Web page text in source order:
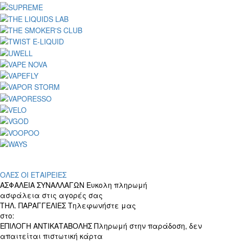
ΟΛΕΣ ΟΙ ΕΤΑΙΡΕΙΕΣ
ΑΣΦΑΛΕΙΑ ΣΥΝΑΛΛΑΓΩΝ Ευκολη πληρωμή
ασφάλεια στις αγορές σας
ΤΗΛ. ΠΑΡΑΓΓΕΛΙΕΣ Τηλεφωνήστε μας
στο:
ΕΠΙΛΟΓΗ ΑΝΤΙΚΑΤΑΒΟΛΗΣ Πληρωμή στην παράδοση, δεν
απαιτείται πιστωτική κάρτα